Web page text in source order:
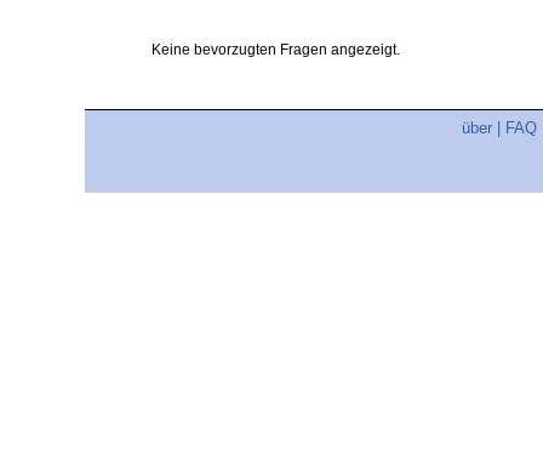
Keine bevorzugten Fragen angezeigt.
über FAQ